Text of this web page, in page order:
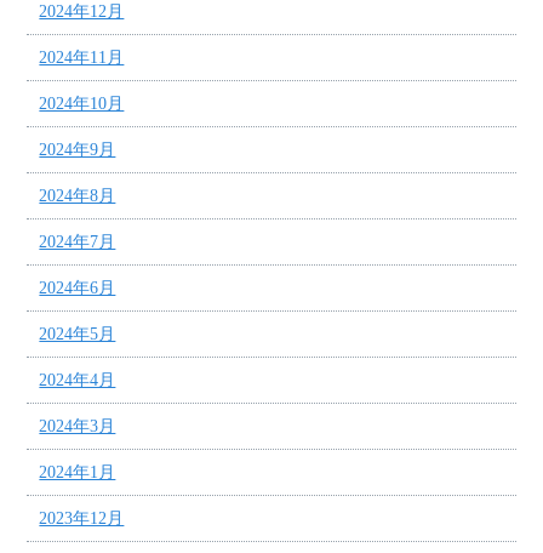
2024年12月
2024年11月
2024年10月
2024年9月
2024年8月
2024年7月
2024年6月
2024年5月
2024年4月
2024年3月
2024年1月
2023年12月